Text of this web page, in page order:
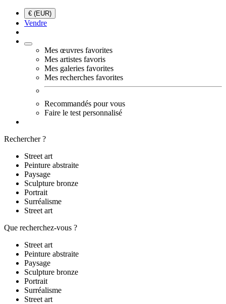
€ (EUR)
Vendre
Mes œuvres favorites
Mes artistes favoris
Mes galeries favorites
Mes recherches favorites
Recommandés pour vous
Faire le test personnalisé
Rechercher ?
Street art
Peinture abstraite
Paysage
Sculpture bronze
Portrait
Surréalisme
Street art
Que recherchez-vous ?
Street art
Peinture abstraite
Paysage
Sculpture bronze
Portrait
Surréalisme
Street art